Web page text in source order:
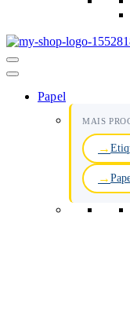
Menu
de
Papel
MAIS